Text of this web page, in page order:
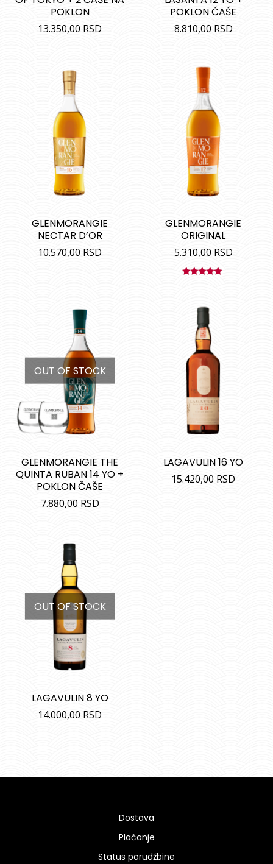
POKLON
13.350,00 RSD
POKLON ČAŠE
8.810,00 RSD
GLENMORANGIE
NECTAR D’OR
10.570,00 RSD
GLENMORANGIE
ORIGINAL
5.310,00 RSD
OUT OF STOCK
GLENMORANGIE THE
QUINTA RUBAN 14 YO +
POKLON ČAŠE
7.880,00 RSD
LAGAVULIN 16 YO
15.420,00 RSD
OUT OF STOCK
LAGAVULIN 8 YO
14.000,00 RSD
Dostava
Plaćanje
Status porudžbine